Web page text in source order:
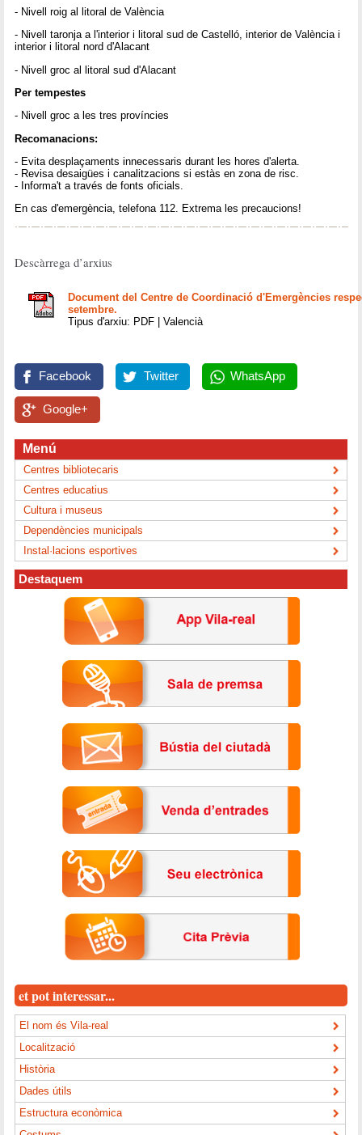
- Nivell roig al litoral de València
- Nivell taronja a l'interior i litoral sud de Castelló, interior de València i
interior i litoral nord d'Alacant
- Nivell groc al litoral sud d'Alacant
Per tempestes
- Nivell groc a les tres províncies
Recomanacions:
- Evita desplaçaments innecessaris durant les hores d'alerta.
- Revisa desaigües i canalitzacions si estàs en zona de risc.
- Informa't a través de fonts oficials.
En cas d'emergència, telefona 112. Extrema les precaucions!
Descàrrega d’arxius
Document del Centre de Coordinació d'Emergències
setembre.
Tipus d'arxiu: PDF | Valencià
Facebook Twitter WhatsApp
Google+
Menú
Centres bibliotecaris
Centres educatius
Cultura i museus
Dependències municipals
Instal·lacions esportives
Destaquem
et pot interessar...
El nom és Vila-real
Localització
Història
Dades útils
Estructura econòmica